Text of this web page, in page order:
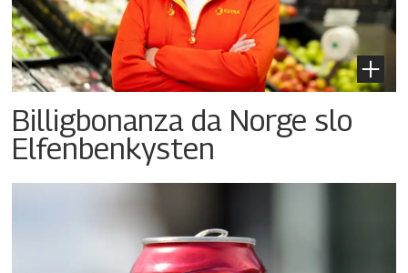
Billigbonanza da Norge slo
Elfenbenkysten